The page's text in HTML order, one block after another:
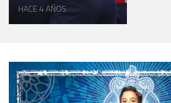
HACE 4 AÑOS